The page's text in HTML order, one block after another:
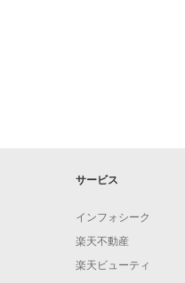
サービス
インフォシーク
楽天不動産
楽天ビューティ